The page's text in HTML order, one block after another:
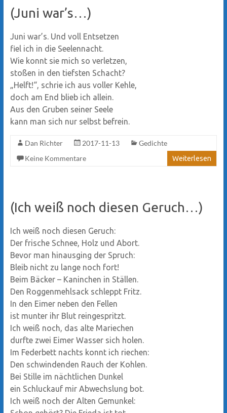
(Juni war’s…)
Juni war’s. Und voll Entsetzen
fiel ich in die Seelennacht.
Wie konnt sie mich so verletzen,
stoßen in den tiefsten Schacht?
„Helft!“, schrie ich aus voller Kehle,
doch am End blieb ich allein.
Aus den Gruben seiner Seele
kann man sich nur selbst befrein.
Dan Richter 2017-11-13
Gedichte
Keine Kommentare
Weiterlesen
(Ich weiß noch diesen Geruch…)
Ich weiß noch diesen Geruch:
Der frische Schnee, Holz und Abort.
Bevor man hinausging der Spruch:
Bleib nicht zu lange noch fort!
Beim Bäcker – Kaninchen in Ställen.
Den Roggenmehlsack schleppt Fritz.
In den Eimer neben den Fellen
ist munter ihr Blut reingespritzt.
Ich weiß noch, das alte Mariechen
durfte zwei Eimer Wasser sich holen.
Im Federbett nachts konnt ich riechen:
Den schwindenden Rauch der Kohlen.
Bei Stille im nächtlichen Dunkel
ein Schluckauf mir Abwechslung bot.
Ich weiß noch der Alten Gemunkel: